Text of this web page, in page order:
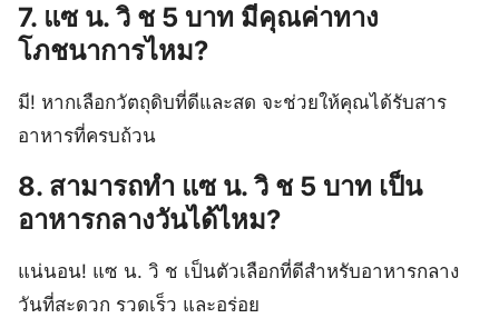
7. แซ น. วิ ช 5 บาท มีคุณค่าทาง
โภชนาการไหม?
มี! หากเลือกวัตถุดิบที่ดีและสด จะช่วยให้คุณได้รับสาร
อาหารที่ครบถ้วน
8. สามารถทำ แซ น. วิ ช 5 บาท เป็น
อาหารกลางวันได้ไหม?
แน่นอน! แซ น. วิ ช เป็นตัวเลือกที่ดีสำหรับอาหารกลาง
วันที่สะดวก รวดเร็ว และอร่อย